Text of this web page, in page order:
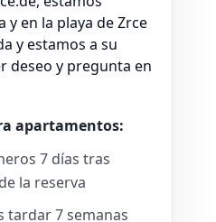
y en la playa de Zrce
y estamos a su
deseo y pregunta en
apartamentos:
7 días tras
la reserva
tardar 7 semanas